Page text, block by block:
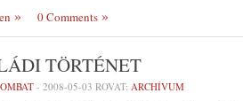
0 Comments
TÖRTÉNET
- 2008-05-03 ROVAT: ARCHÍVUM